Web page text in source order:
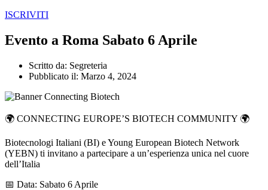
ISCRIVITI
Evento a Roma Sabato 6 Aprile
Scritto da: Segreteria
Pubblicato il: Marzo 4, 2024
🌍 CONNECTING EUROPE’S BIOTECH COMMUNITY 🌍
Biotecnologi Italiani (BI) e Young European Biotech Network
(YEBN) ti invitano a partecipare a un’esperienza unica nel cuore
dell’Italia
📅 Data: Sabato 6 Aprile